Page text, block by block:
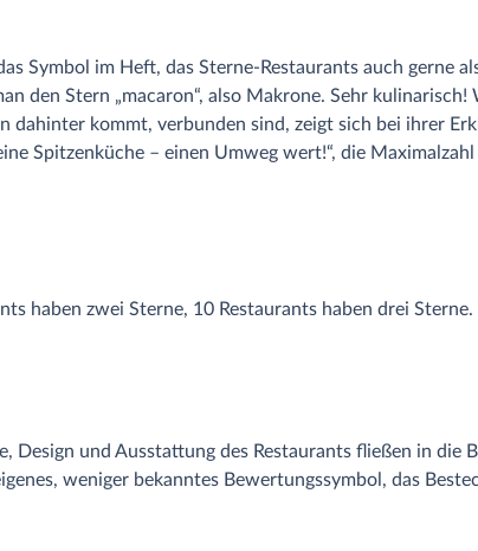
Symbol im Heft, das Sterne-Restaurants auch gerne
den Stern „macaron“, also Makrone. Sehr
kommt, verbunden sind, zeigt sich bei ihrer
Spitzenküche – einen Umweg wert!“, die
haben zwei Sterne, 10 Restaurants haben drei
Design und Ausstattung des Restaurants fließen in
weniger bekanntes Bewertungssymbol, das